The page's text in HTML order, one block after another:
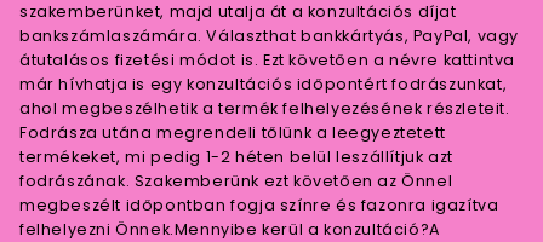
szakemberünket, majd utalja át a konzultációs díjat
bankszámlaszámára. Választhat bankkártyás, PayPal, vagy
átutalásos fizetési módot is. Ezt követően a névre kattintva
már hívhatja is egy konzultációs időpontért fodrászunkat,
ahol megbeszélhetik a termék felhelyezésének részleteit.
Fodrásza utána megrendeli tőlünk a leegyeztetett
termékeket, mi pedig 1-2 héten belül leszállítjuk azt
fodrászának. Szakemberünk ezt követően az Önnel
megbeszélt időpontban fogja színre és fazonra igazítva
felhelyezni Önnek.Mennyibe kerül a konzultáció?A